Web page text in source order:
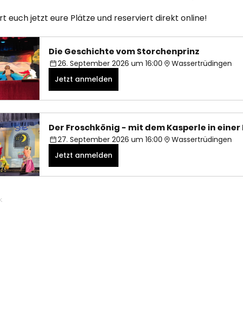
euch jetzt eure Plätze und reserviert direkt online!
Die Geschichte vom Storchenprinz
26. September 2026 um 16:00
Wassertrüdingen
Jetzt anmelden
Der Froschkönig - mit dem Kasperle in
27. September 2026 um 16:00
Wassertrüdingen
Jetzt anmelden